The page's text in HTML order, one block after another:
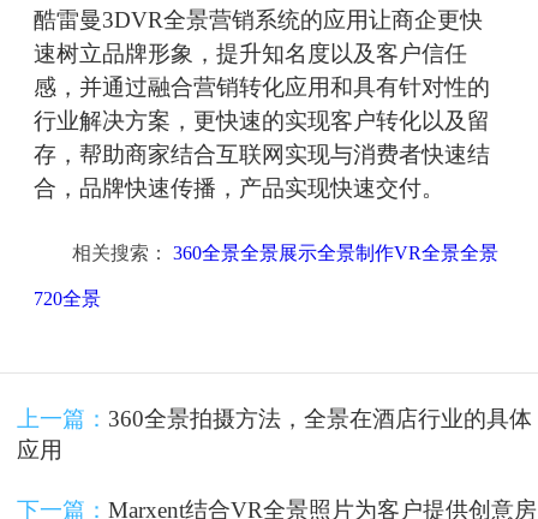
酷雷曼3DVR全景营销系统的应用让商企更快
速树立品牌形象，提升知名度以及客户信任
感，并通过融合营销转化应用和具有针对性的
行业解决方案，更快速的实现客户转化以及留
存，帮助商家结合互联网实现与消费者快速结
合，品牌快速传播，产品实现快速交付。
相关搜索： 360全景全景展示全景制作VR全景全景
720全景
上一篇： 360全景拍摄方法，全景在酒店行业的具体
应用
下一篇： Marxent结合VR全景照片为客户提供创意房